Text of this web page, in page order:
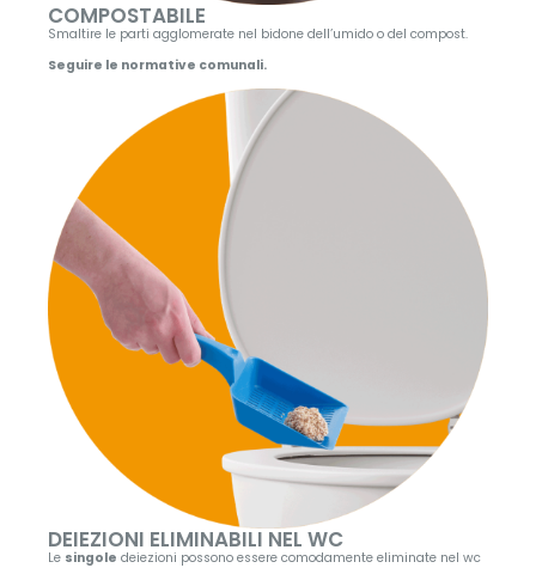
COMPOSTABILE
Smaltire le parti agglomerate nel bidone dell’umido o del compost.
Seguire le normative comunali.
DEIEZIONI ELIMINABILI NEL WC
Le singole deiezioni possono essere comodamente eliminate nel wc